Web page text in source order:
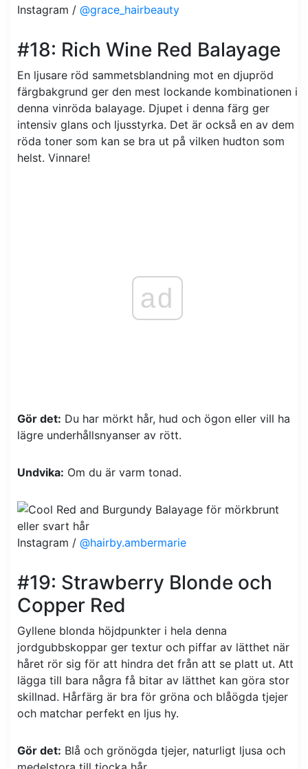
Instagram / @grace_hairbeauty
#18: Rich Wine Red Balayage
En ljusare röd sammetsblandning mot en djupröd
färgbakgrund ger den mest lockande kombinationen i
denna vinröda balayage. Djupet i denna färg ger
intensiv glans och ljusstyrka. Det är också en av dem
röda toner som kan se bra ut på vilken hudton som
helst. Vinnare!
ad
Gör det: Du har mörkt hår, hud och ögon eller vill ha
lägre underhållsnyanser av rött.
Undvika: Om du är varm tonad.
Instagram / @hairby.ambermarie
#19: Strawberry Blonde och
Copper Red
Gyllene blonda höjdpunkter i hela denna
jordgubbskoppar ger textur och piffar av lätthet när
håret rör sig för att hindra det från att se platt ut. Att
lägga till bara några få bitar av lätthet kan göra stor
skillnad. Hårfärg är bra för gröna och blåögda tjejer
och matchar perfekt en ljus hy.
Gör det: Blå och grönögda tjejer, naturligt ljusa och